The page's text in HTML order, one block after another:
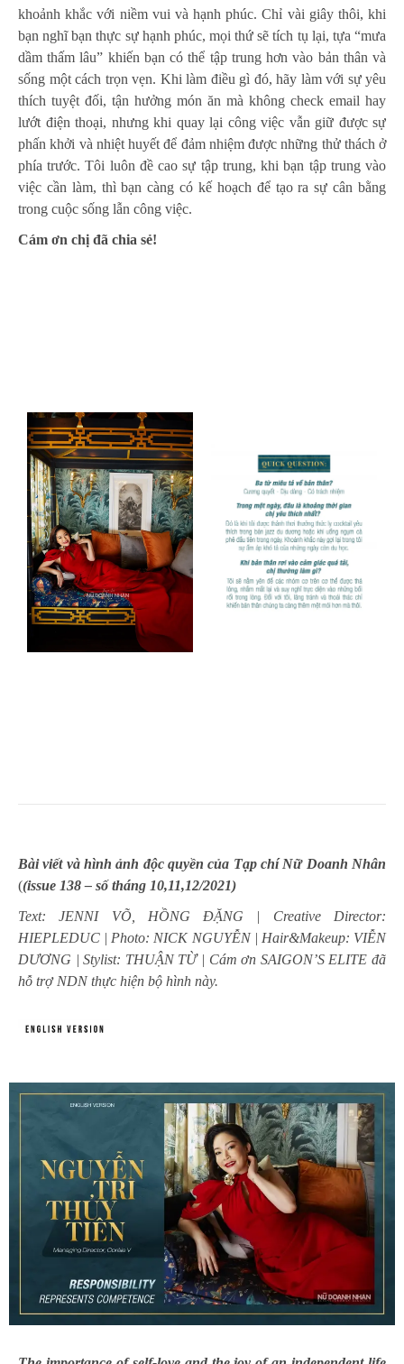
khoảnh khắc với niềm vui và hạnh phúc. Chỉ vài giây thôi, khi
bạn nghĩ bạn thực sự hạnh phúc, mọi thứ sẽ tích tụ lại, tựa “mưa
dầm thấm lâu” khiến bạn có thể tập trung hơn vào bản thân và
sống một cách trọn vẹn. Khi làm điều gì đó, hãy làm với sự yêu
thích tuyệt đối, tận hưởng món ăn mà không check email hay
lướt điện thoại, nhưng khi quay lại công việc vẫn giữ được sự
phấn khởi và nhiệt huyết để đảm nhiệm được những thử thách ở
phía trước. Tôi luôn đề cao sự tập trung, khi bạn tập trung vào
việc cần làm, thì bạn càng có kế hoạch để tạo ra sự cân bằng
trong cuộc sống lẫn công việc.
Cám ơn chị đã chia sẻ!
Bài viết và hình ảnh độc quyền của Tạp chí Nữ Doanh Nhân
((issue 138 – số tháng 10,11,12/2021)
Text: JENNI VÕ, HỒNG ĐẶNG | Creative Director:
HIEPLEDUC | Photo: NICK NGUYỄN | Hair&Makeup: VIỄN
DƯƠNG | Stylist: THUẬN TỪ | Cám ơn SAIGON’S ELITE đã
hỗ trợ NDN thực hiện bộ hình này.